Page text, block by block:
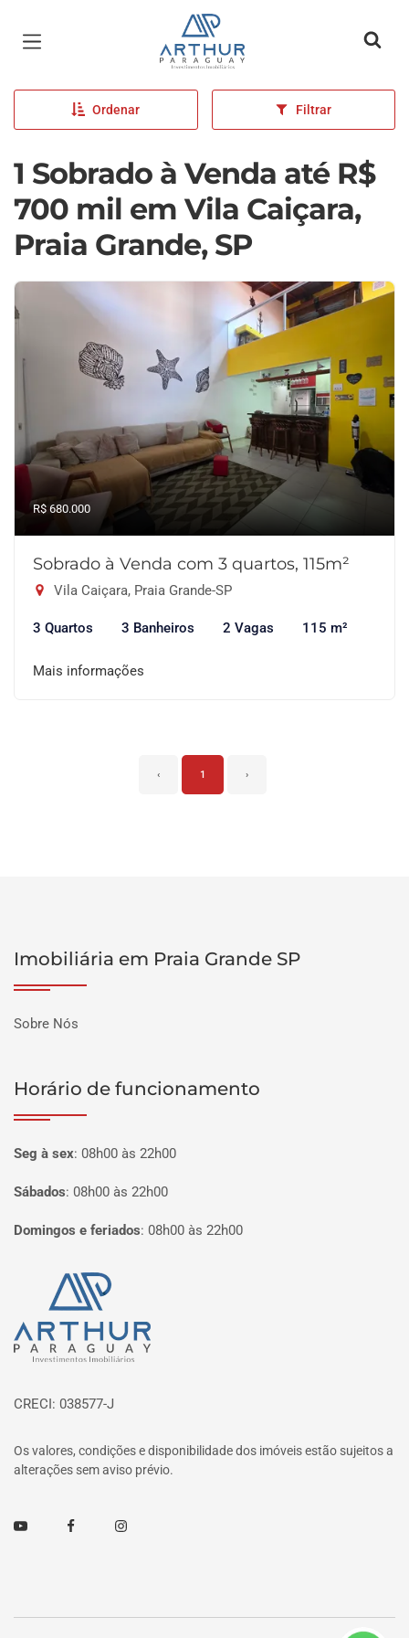
Página inicial
Ordenar Filtrar
1 Sobrado à Venda até R$
700 mil em Vila Caiçara,
Praia Grande, SP
R$ 680.000
Sobrado à Venda com 3 quartos, 115m²
Vila Caiçara, Praia Grande-SP
3 Quartos 3 Banheiros 2 Vagas 115 m²
Mais informações
‹ 1 ›
Imobiliária em Praia Grande SP
Sobre Nós
Horário de funcionamento
Seg à sex: 08h00 às 22h00
Sábados: 08h00 às 22h00
Domingos e feriados: 08h00 às 22h00
Página inicial
CRECI: 038577-J
Os valores, condições e disponibilidade dos imóveis estão sujeitos a
alterações sem aviso prévio.
Youtube FacebookInstagram